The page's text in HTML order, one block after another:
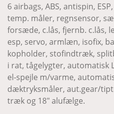
6 airbags, ABS, antispin,
temp. måler, regnsensor,
forsæde, c.lås, fjernb. c.lås,
esp, servo, armlæn, isofix,
kopholder, stofindtræk,
i rat, tågelygter, automatisk
el-spejle m/varme,
dæktryksmåler, aut.gear/
træk og 18" alufælge.